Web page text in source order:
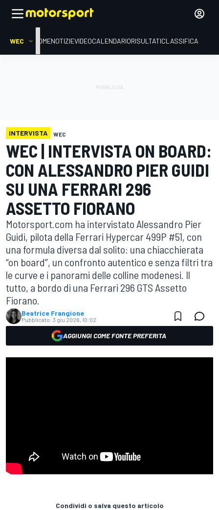
WEC HOMENOTIZIEVIDEOCALENDARIORISULTATICLASSIFICA
INTERVISTA WEC
WEC | INTERVISTA ON BOARD:
CON ALESSANDRO PIER GUIDI
SU UNA FERRARI 296
ASSETTO FIORANO
Motorsport.com ha intervistato Alessandro Pier
Guidi, pilota della Ferrari Hypercar 499P #51, con
una formula diversa dal solito: una chiacchierata
“on board”, un confronto autentico e senza filtri tra
le curve e i panorami delle colline modenesi. Il
tutto, a bordo di una Ferrari 296 GTS Assetto
Fiorano.
Beatrice Frangione
Pubblicato: 3 giu 2026, 10:02
AGGIUNGI COME FONTE PREFERITA
Condividi o salva questo articolo